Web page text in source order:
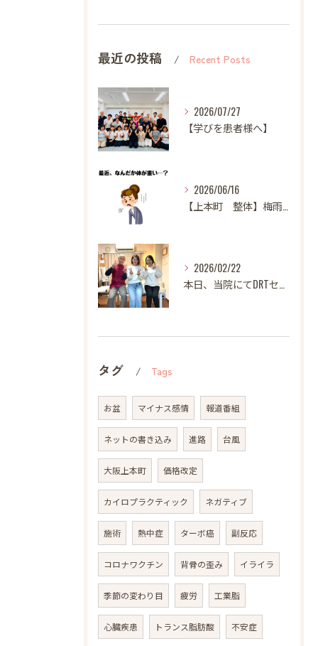
最近の投稿 Recent Posts
2026/07/27
【学びを患者様へ】
2026/06/16
【上本町 整体】梅雨になると体調が悪くなる方へ
2026/02/22
本日、当院にてDRTセミナーを開催いたしました。
タグ Tags
お盆 マイナス感情 報道番組
ネットの書き込み 進路 台風
大阪上本町 価格改定
カイロプラクティック ネガティブ
施術 熱中症 ターボ癌 副反応
コロナワクチン 背骨の歪み イライラ
季節の変わり目 疲労 工業脂
心臓疾患 トランス脂肪酸 不安症